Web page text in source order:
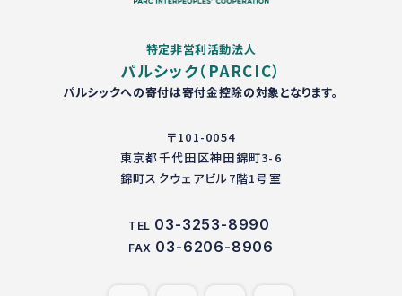
特定非営利活動法人
パルシック（PARCIC）
パルシックへの寄付は寄付金控除の対象となります。
〒101-0054
東京都千代田区神田錦町3-6
錦町スクウェアビル7階1号室
TEL 03-3253-8990
FAX 03-6206-8906